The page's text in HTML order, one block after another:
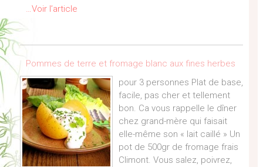
…Voir l’article
Pommes de terre et fromage blanc aux fines herbes
pour 3 personnes Plat de base,
facile, pas cher et tellement
bon. Ca vous rappelle le dîner
chez grand-mère qui faisait
elle-même son « lait caillé » Un
pot de 500gr de fromage frais
Climont. Vous salez, poivrez,